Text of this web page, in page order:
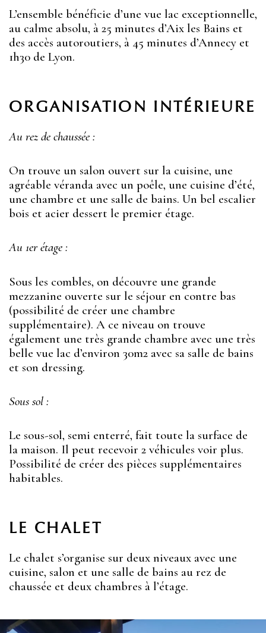
L’ensemble bénéficie d’une vue lac exceptionnelle,
au calme absolu, à 25 minutes d’Aix les Bains et
des accès autoroutiers, à 45 minutes d’Annecy et
1h30 de Lyon.
ORGANISATION INTÉRIEURE
Au rez de chaussée :
On trouve un salon ouvert sur la cuisine, une
agréable véranda avec un poêle, une cuisine d’été,
une chambre et une salle de bains. Un bel escalier
bois et acier dessert le premier étage.
Au 1er étage :
Sous les combles, on découvre une grande
mezzanine ouverte sur le séjour en contre bas
(possibilité de créer une chambre
supplémentaire). A ce niveau on trouve
également une très grande chambre avec une très
belle vue lac d’environ 30m2 avec sa salle de bains
et son dressing.
Sous sol :
Le sous-sol, semi enterré, fait toute la surface de
la maison. Il peut recevoir 2 véhicules voir plus.
Possibilité de créer des pièces supplémentaires
habitables.
LE CHALET
Le chalet s’organise sur deux niveaux avec une
cuisine, salon et une salle de bains au rez de
chaussée et deux chambres à l’étage.